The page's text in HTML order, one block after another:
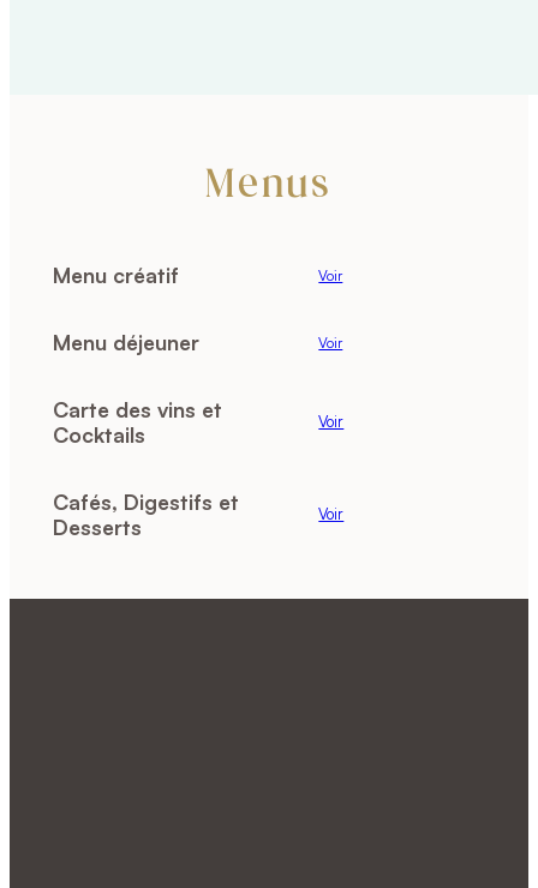
Menus
Menu créatif Voir
Menu déjeuner Voir
Carte des vins et
Cocktails
Voir
Cafés, Digestifs et
Desserts
Voir